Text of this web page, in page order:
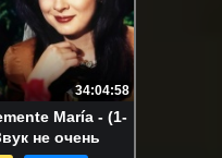
34:04:58
María - (1-
не очень